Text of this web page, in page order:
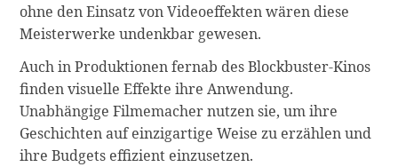
ohne den Einsatz von Videoeffekten wären diese
Meisterwerke undenkbar gewesen.
Auch in Produktionen fernab des Blockbuster-Kinos
finden visuelle Effekte ihre Anwendung.
Unabhängige Filmemacher nutzen sie, um ihre
Geschichten auf einzigartige Weise zu erzählen und
ihre Budgets effizient einzusetzen.